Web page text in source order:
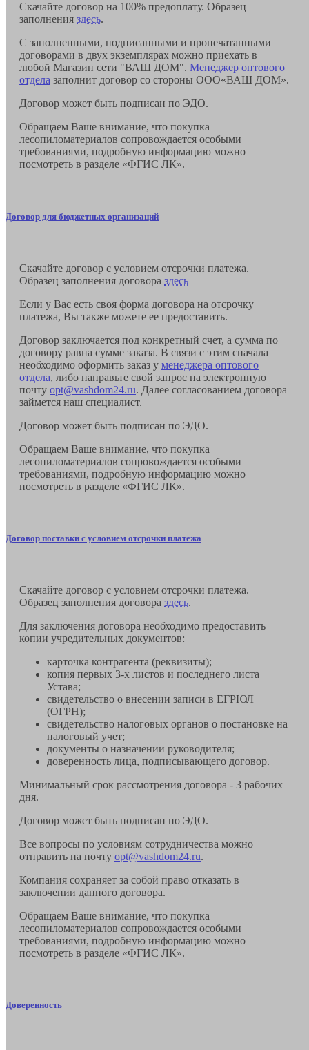
Скачайте договор на 100% предоплату. Образец
заполнения здесь.
С заполненными, подписанными и пропечатанными
договорами в двух экземплярах можно приехать в
любой Магазин сети "ВАШ ДОМ". Менеджер оптового
отдела заполнит договор со стороны ООО«ВАШ ДОМ».
Договор может быть подписан по ЭДО.
Обращаем Ваше внимание, что покупка
лесопиломатериалов сопровождается особыми
требованиями, подробную информацию можно
посмотреть в разделе «ФГИС ЛК».
Договор для бюджетных организаций
Скачайте договор с условием отсрочки платежа.
Образец заполнения договора здесь
Если у Вас есть своя форма договора на отсрочку
платежа, Вы также можете ее предоставить.
Договор заключается под конкретный счет, а сумма по
договору равна сумме заказа. В связи с этим сначала
необходимо оформить заказ у менеджера оптового
отдела, либо направьте свой запрос на электронную
почту opt@vashdom24.ru. Далее согласованием договора
займется наш специалист.
Договор может быть подписан по ЭДО.
Обращаем Ваше внимание, что покупка
лесопиломатериалов сопровождается особыми
требованиями, подробную информацию можно
посмотреть в разделе «ФГИС ЛК».
Договор поставки с условием отсрочки платежа
Скачайте договор с условием отсрочки платежа.
Образец заполнения договора здесь.
Для заключения договора необходимо предоставить
копии учредительных документов:
карточка контрагента (реквизиты);
копия первых 3-х листов и последнего листа
Устава;
свидетельство о внесении записи в ЕГРЮЛ
(ОГРН);
свидетельство налоговых органов о постановке на
налоговый учет;
документы о назначении руководителя;
доверенность лица, подписывающего договор.
Минимальный срок рассмотрения договора - 3 рабочих
дня.
Договор может быть подписан по ЭДО.
Все вопросы по условиям сотрудничества можно
отправить на почту opt@vashdom24.ru.
Компания сохраняет за собой право отказать в
заключении данного договора.
Обращаем Ваше внимание, что покупка
лесопиломатериалов сопровождается особыми
требованиями, подробную информацию можно
посмотреть в разделе «ФГИС ЛК».
Доверенность